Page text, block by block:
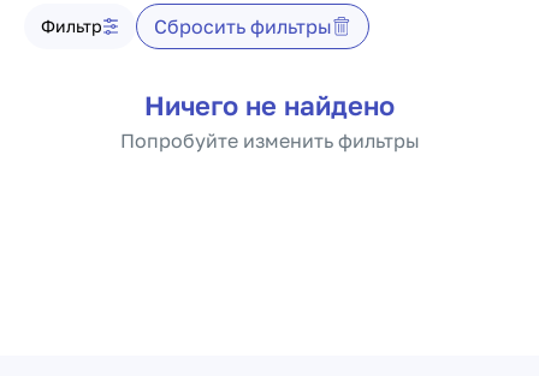
Фильтр врачей
Фильтр Сбросить фильтры
Список врачейНичего не найдено
Попробуйте изменить фильтры